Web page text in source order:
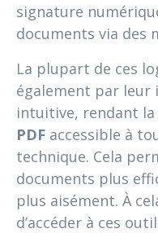
signature
documents via des
La plupart de ces
également par
intuitive, rendant la
PDF accessible à
technique. Cela
documents plus
plus aisément. À
d’accéder à ces